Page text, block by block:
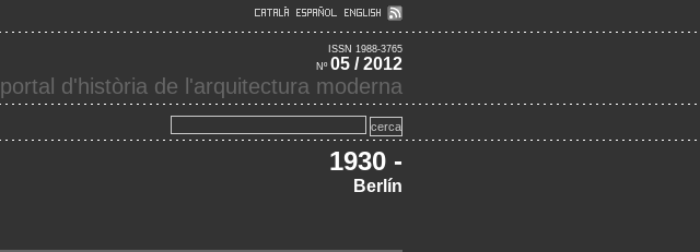
ISSN 1988-3765
Nº 05 / 2012
portal d'història de l'arquitectura moderna
1930 -
Berlín